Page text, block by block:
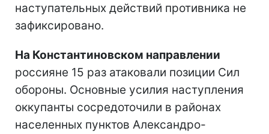
наступательных действий противника не
зафиксировано.
На Константиновском направлении
россияне 15 раз атаковали позиции Сил
обороны. Основные усилия наступления
оккупанты сосредоточили в районах
населенных пунктов Александро-